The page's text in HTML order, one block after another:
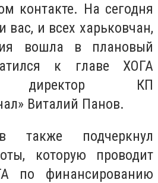
контакте. На сегодня
вас, и всех харьковчан,
вошла в плановый
к главе ХОГА
директор КП
Виталий Панов.
также подчеркнул
которую проводит
по финансированию